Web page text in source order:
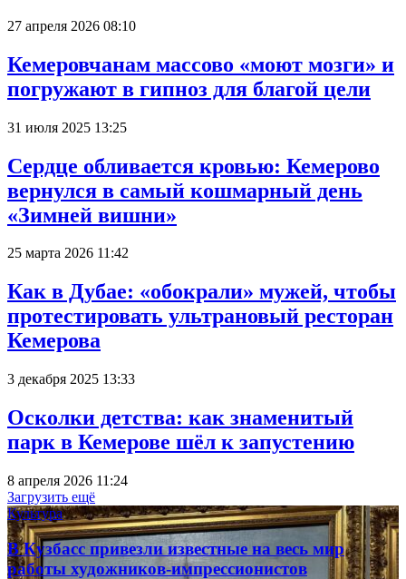
27 апреля 2026 08:10
Кемеровчанам массово «моют мозги» и
погружают в гипноз для благой цели
31 июля 2025 13:25
Сердце обливается кровью: Кемерово
вернулся в самый кошмарный день
«Зимней вишни»
25 марта 2026 11:42
Как в Дубае: «обокрали» мужей, чтобы
протестировать ультрановый ресторан
Кемерова
3 декабря 2025 13:33
Осколки детства: как знаменитый
парк в Кемерове шёл к запустению
8 апреля 2026 11:24
Загрузить ещё
Культура
В Кузбасс привезли известные на весь мир
работы художников-импрессионистов